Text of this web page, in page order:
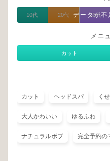
データが不
10代 20代 30代
メニ
カット
カット ヘッドスパ く
大人かわいい ゆるふわ
ナチュラルボブ 完全予約の